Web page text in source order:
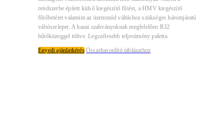
rendszerbe épített külső kiegészítő fűtést, a HMV kiegészítő
fűtőbetétet valamint az üzemmód váltáshoz szükséges háromjáratú
váltószelepet. A hazai szabványoknak megfelelően R32
hűtőközeggel töltve. Legszélesebb teljesítmény paletta.
Egyedi ajánlatkérés Összehasonlító táblázathoz